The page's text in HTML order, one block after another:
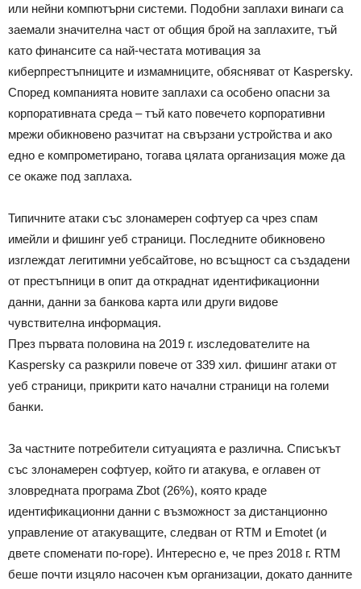
или нейни компютърни системи. Подобни заплахи винаги са
заемали значителна част от общия брой на заплахите, тъй
като финансите са най-честата мотивация за
киберпрестъпниците и измамниците, обясняват от Kaspersky.
Според компанията новите заплахи са особено опасни за
корпоративната среда – тъй като повечето корпоративни
мрежи обикновено разчитат на свързани устройства и ако
едно е компрометирано, тогава цялата организация може да
се окаже под заплаха.
Типичните атаки със злонамерен софтуер са чрез спам
имейли и фишинг уеб страници. Последните обикновено
изглеждат легитимни уебсайтове, но всъщност са създадени
от престъпници в опит да откраднат идентификационни
данни, данни за банкова карта или други видове
чувствителна информация.
През първата половина на 2019 г. изследователите на
Kaspersky са разкрили повече от 339 хил. фишинг атаки от
уеб страници, прикрити като начални страници на големи
банки.
За частните потребители ситуацията е различна. Списъкът
със злонамерен софтуер, който ги атакува, е оглавен от
зловредната програма Zbot (26%), която краде
идентификационни данни с възможност за дистанционно
управление от атакуващите, следван от RTM и Emotet (и
двете споменати по-горе). Интересно е, че през 2018 г. RTM
беше почти изцяло насочен към организации, докато данните